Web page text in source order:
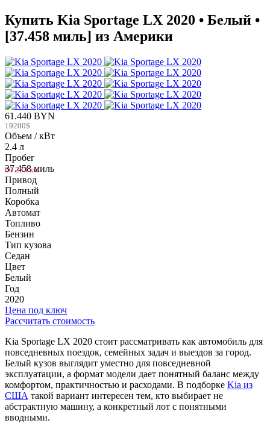
Купить Kia Sportage LX 2020 • Белый •
[37.458 миль] из Америки
61.440 BYN
19200$
Объем / кВт
2.4 л
Пробег
37.458 миль
60.283 км
Привод
Полный
Коробка
Автомат
Топливо
Бензин
Тип кузова
Седан
Цвет
Белый
Год
2020
Цена под ключ
Рассчитать стоимость
Kia Sportage LX 2020 стоит рассматривать как автомобиль для
повседневных поездок, семейных задач и выездов за город.
Белый кузов выглядит уместно для повседневной
эксплуатации, а формат модели дает понятный баланс между
комфортом, практичностью и расходами. В подборке Kia из
США такой вариант интересен тем, кто выбирает не
абстрактную машину, а конкретный лот с понятными
вводными.